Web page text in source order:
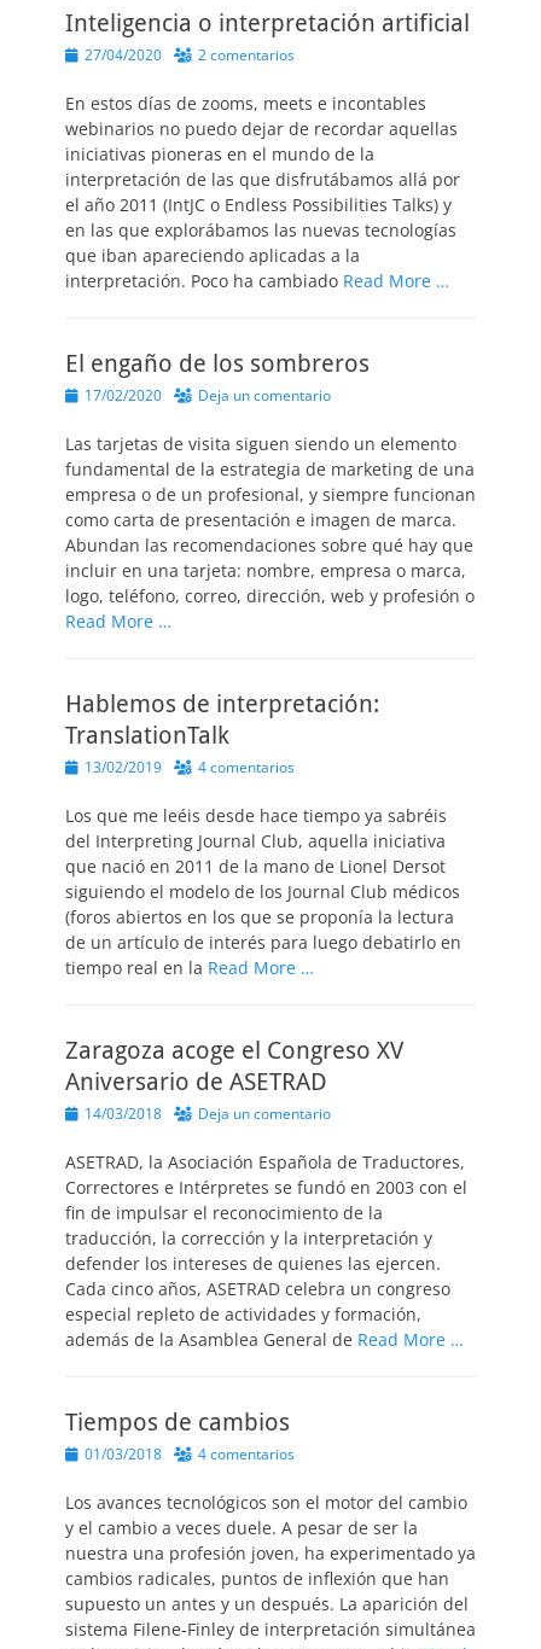
Inteligencia o interpretación artificial
Publicado
27/04/2020 2 comentarios
En estos días de zooms, meets e incontables
webinarios no puedo dejar de recordar aquellas
iniciativas pioneras en el mundo de la
interpretación de las que disfrutábamos allá por
el año 2011 (IntJC o Endless Possibilities Talks) y
en las que explorábamos las nuevas tecnologías
que iban apareciendo aplicadas a la
interpretación. Poco ha cambiado Read More …
El engaño de los sombreros
Publicado
17/02/2020 Deja un comentario
Las tarjetas de visita siguen siendo un elemento
fundamental de la estrategia de marketing de una
empresa o de un profesional, y siempre funcionan
como carta de presentación e imagen de marca.
Abundan las recomendaciones sobre qué hay que
incluir en una tarjeta: nombre, empresa o marca,
logo, teléfono, correo, dirección, web y profesión o
Read More …
Hablemos de interpretación:
TranslationTalk
Publicado
13/02/2019 4 comentarios
Los que me leéis desde hace tiempo ya sabréis
del Interpreting Journal Club, aquella iniciativa
que nació en 2011 de la mano de Lionel Dersot
siguiendo el modelo de los Journal Club médicos
(foros abiertos en los que se proponía la lectura
de un artículo de interés para luego debatirlo en
tiempo real en la Read More …
Zaragoza acoge el Congreso XV
Aniversario de ASETRAD
Publicado
14/03/2018 Deja un comentario
ASETRAD, la Asociación Española de Traductores,
Correctores e Intérpretes se fundó en 2003 con el
fin de impulsar el reconocimiento de la
traducción, la corrección y la interpretación y
defender los intereses de quienes las ejercen.
Cada cinco años, ASETRAD celebra un congreso
especial repleto de actividades y formación,
además de la Asamblea General de Read More …
Tiempos de cambios
Publicado
01/03/2018 4 comentarios
Los avances tecnológicos son el motor del cambio
y el cambio a veces duele. A pesar de ser la
nuestra una profesión joven, ha experimentado ya
cambios radicales, puntos de inflexión que han
supuesto un antes y un después. La aparición del
sistema Filene-Finley de interpretación simultánea